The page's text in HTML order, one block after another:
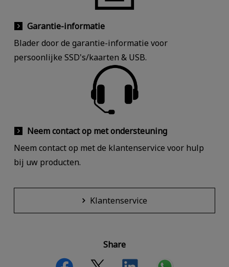
Garantie-informatie
Blader door de garantie-informatie voor
persoonlijke SSD's/kaarten & USB.
Neem contact op met ondersteuning
Neem contact op met de klantenservice voor hulp
bij uw producten.
Klantenservice
Share